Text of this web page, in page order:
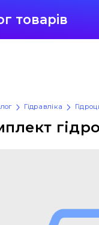
товарів
Гідравліка